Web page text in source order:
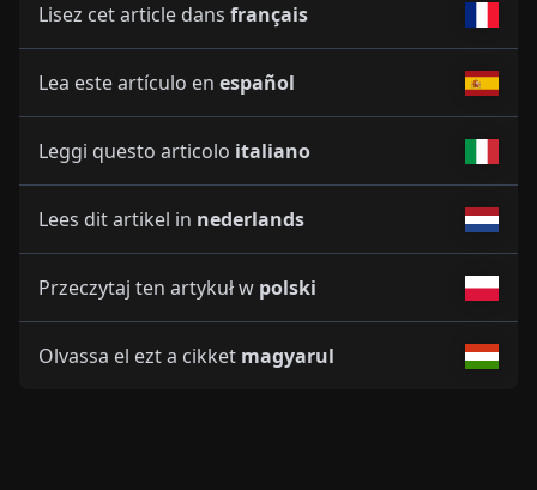
Lisez cet article dans français
Lea este artículo en español
Leggi questo articolo italiano
Lees dit artikel in nederlands
Przeczytaj ten artykuł w polski
Olvassa el ezt a cikket magyarul